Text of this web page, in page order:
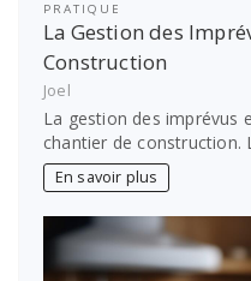
PRATIQUE
La Gestion des
Construction
Joel
La gestion des imprévus
chantier de construction.
En savoir plus